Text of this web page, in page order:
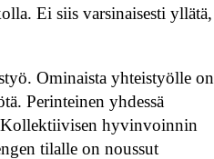
Ei siis varsinaisesti yllätä,
Ominaista yhteistyölle on
Perinteinen yhdessä
Kollektiivisen hyvinvoinnin
tilalle on noussut